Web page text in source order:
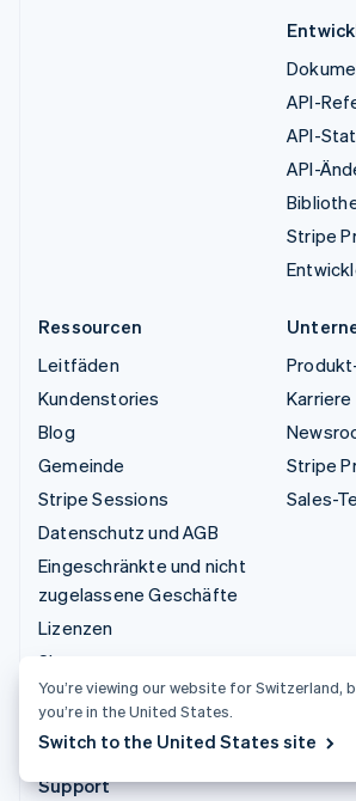
API-
API-
API-
Stripe
Ressourcen
Leitfäden
Kundenstories
Blog
Gemeinde
Stripe Sessions
Datenschutz und AGB
Eingeschränkte und nicht
zugelassene Geschäfte
Lizenzen
Sitemap
Cookie-Einstellungen
Weitere Ressourcen
Karriere
Stripe
Sales-
Support
You’re viewing our website for Switzerland,
you’re in the United States.
Switch to the United States site